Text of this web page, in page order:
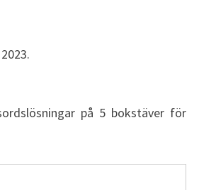
på 5 bokstäver för